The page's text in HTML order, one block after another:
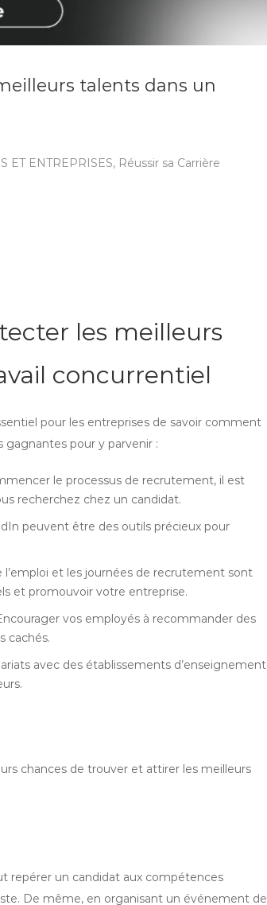
talents dans un
ET ENTREPRISES, Réussir sa Carrière
les meilleurs
concurrentiel
pour les entreprises de savoir comment
pour y parvenir :
le processus de recrutement, il est
recherchez chez un candidat.
peuvent être des outils précieux pour
et les journées de recrutement sont
et promouvoir votre entreprise.
vos employés à recommander des
cachés.
avec des établissements d’enseignement
chances de trouver et attirer les meilleurs
repérer un candidat aux compétences
De même, en organisant un événement de